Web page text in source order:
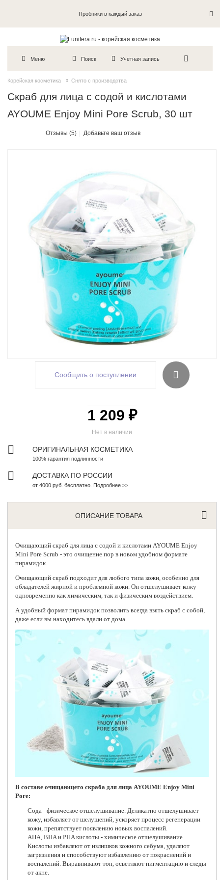
Пробники в каждый заказ
Меню Поиск Учетная запись
Корейская косметика Снято с производства
Скраб для лица с содой и кислотами
AYOUME Enjoy Mini Pore Scrub, 30 шт
Отзывы (5) Добавьте ваш отзыв
Сообщить о поступлении
Нет в наличии
1 209 ₽
ОРИГИНАЛЬНАЯ КОСМЕТИКА
100% гарантия подлинности
ДОСТАВКА ПО РОССИИ
от 4000 руб. бесплатно. Подробнее >>
ОПИСАНИЕ ТОВАРА
Очищающий скраб для лица с содой и кислотами AYOUME Enjoy
Mini Pore Scrub - это очищение пор в новом удобном формате
пирамидок.
Очищающий скраб подходит для любого типа кожи, особенно для
обладателей жирной и проблемной кожи. Он отшелушивает кожу
одновременно как химическим, так и физическим воздействием.
А удобный формат пирамидок позволить всегда взять скраб с собой,
даже если вы находитесь вдали от дома.
В составе очищающего скраба для лица AYOUME Enjoy Mini
Pore:
Сода - физическое отшелушивание. Деликатно отшелушивает
кожу, избавляет от шелушений, ускоряет процесс регенерации
кожи, препятствует появлению новых воспалений.
AHA, BHA и PHA кислоты - химическое отшелушивание.
Кислоты избавляют от излишков кожного себума, удаляют
загрязнения и способствуют избавлению от покраснений и
воспалений. Выравнивают тон, осветляют пигментацию и следы
от акне.